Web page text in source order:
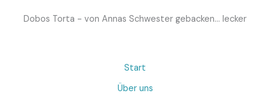
Dobos Torta - von Annas Schwester gebacken... lecker
Start
Über uns